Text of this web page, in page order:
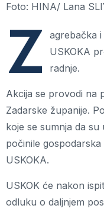
Foto: HINA/ Lana
Z
agrebačka
USKOKA
radnje.
Akcija se provodi na
Zadarske županije.
koje se sumnja da
počinile
USKOKA.
USKOK će nakon
odluku o daljnjem